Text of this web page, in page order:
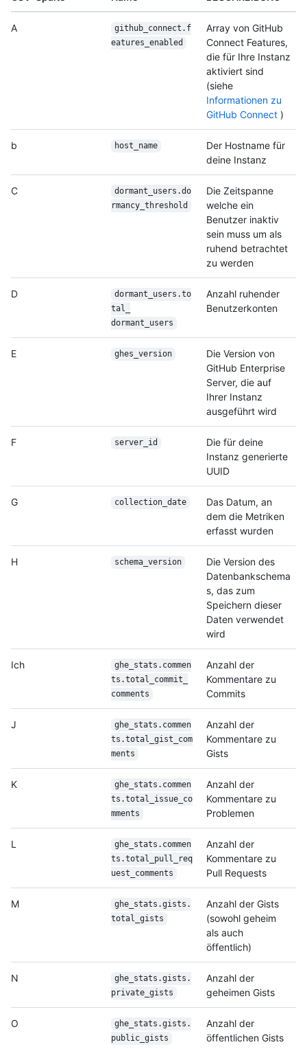
A
github_connect.f
eatures_ enabled
Array von GitHub
Connect Features,
die für Ihre Instanz
aktiviert sind
(siehe
Informationen zu
GitHub Connect )
b host_name
Der Hostname für
deine Instanz
C
dormant_users.do
rmancy_ threshold
Die Zeitspanne
welche ein
Benutzer inaktiv
sein muss um als
ruhend betrachtet
zu werden
D
dormant_users.to
tal_
dormant_users
Anzahl ruhender
Benutzerkonten
E ghes_version
Die Version von
GitHub Enterprise
Server, die auf
Ihrer Instanz
ausgeführt wird
F server_id
Die für deine
Instanz generierte
UUID
G collection_date
Das Datum, an
dem die Metriken
erfasst wurden
H schema_version
Die Version des
Datenbankschema
s, das zum
Speichern dieser
Daten verwendet
wird
Ich
ghe_stats.commen
ts.total_commit_
comments
Anzahl der
Kommentare zu
Commits
J
ghe_stats.commen
ts.total_gist_com
ments
Anzahl der
Kommentare zu
Gists
K
ghe_stats.commen
ts.total_issue_co
mments
Anzahl der
Kommentare zu
Problemen
L
ghe_stats.commen
ts.total_pull_req
uest_ comments
Anzahl der
Kommentare zu
Pull Requests
M
ghe_stats.gists.
total_gists
Anzahl der Gists
(sowohl geheim
als auch
öffentlich)
N
ghe_stats.gists.
private_gists
Anzahl der
geheimen Gists
O
ghe_stats.gists.
public_gists
Anzahl der
öffentlichen Gists